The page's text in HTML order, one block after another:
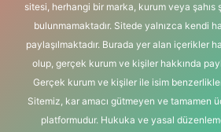
sitesi, herhangi bir marka, kurum veya şahıs
bulunmamaktadır. Sitede yalnızca kendi
paylaşılmaktadır. Burada yer alan içerikler
olup, gerçek kurum ve kişiler hakkında
Gerçek kurum ve kişiler ile isim
Sitemiz, kar amacı gütmeyen ve tamamen
platformudur. Hukuka ve yasal